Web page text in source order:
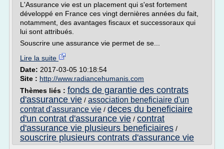
L'Assurance vie est un placement qui s'est fortement
développé en France ces vingt dernières années du fait,
notamment, des avantages fiscaux et successoraux qui
lui sont attribués.
Souscrire une assurance vie permet de se...
Lire la suite
Date: 2017-03-05 10:18:54
Site : http://www.radiancehumanis.com
Thèmes liés : fonds de garantie des contrats
d'assurance vie / association beneficiaire d'un
contrat d'assurance vie / deces du beneficiaire
d'un contrat d'assurance vie / contrat
d'assurance vie plusieurs beneficiaires /
souscrire plusieurs contrats d'assurance vie